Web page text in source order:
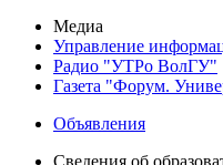
Медиа
Управление
Радио "УТРо ВолГУ"
Газета "Форум.
Объявления